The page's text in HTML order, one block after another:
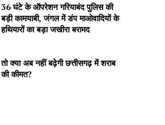
36 घंटे के ऑपरेशन गरियाबंद पुलिस की
बड़ी कामयाबी, जंगल में डंप माओवादियों के
हथियारों का बड़ा जखीरा बरामद
तो क्या अब नहीं बढ़ेगी छत्तीसगढ़ में शराब
की कीमत?